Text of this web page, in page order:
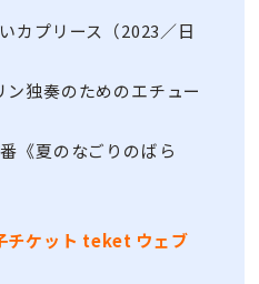
カプリース（2023／日
独奏のためのエチュー
《夏のなごりのばら
チケット teket ウェブ